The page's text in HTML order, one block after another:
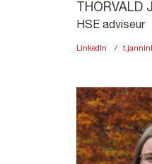
THORVALD
HSE adviseur
LinkedIn